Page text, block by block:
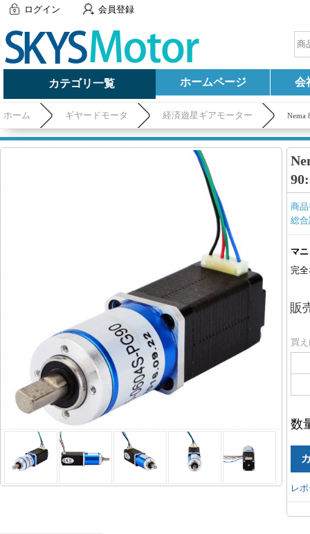
ログイン 会員登録
カテゴリ一覧 ホームページ 会
ホーム ギヤードモータ 経済遊星ギアモーター Nema
商
総
マ
完
販
買
数
レ